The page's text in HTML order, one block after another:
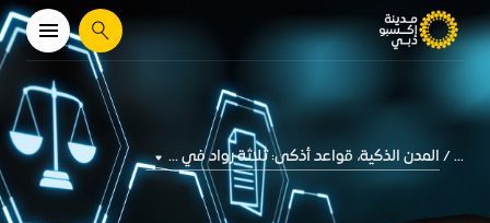
يبحث
... المدن الذكية، قواعد أذكى: ثلاثة رواد في ...